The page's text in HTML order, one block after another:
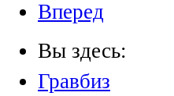
Вперед
Вы здесь:
Гравбиз